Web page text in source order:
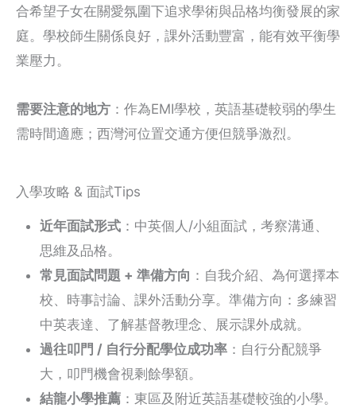
合希望子女在關愛氛圍下追求學術與品格均衡發展的家
庭。學校師生關係良好，課外活動豐富，能有效平衡學
業壓力。
需要注意的地方 ：作為EMI學校，英語基礎較弱的學生
需時間適應；西灣河位置交通方便但競爭激烈。
入學攻略 & 面試Tips
近年面試形式 ：中英個人/小組面試，考察溝通、
思維及品格。
常見面試問題 + 準備方向 ：自我介紹、為何選擇本
校、時事討論、課外活動分享。準備方向：多練習
中英表達、了解基督教理念、展示課外成就。
過往叩門 / 自行分配學位成功率 ：自行分配競爭
大，叩門機會視剩餘學額。
結龍小學推薦 ：東區及附近英語基礎較強的小學。